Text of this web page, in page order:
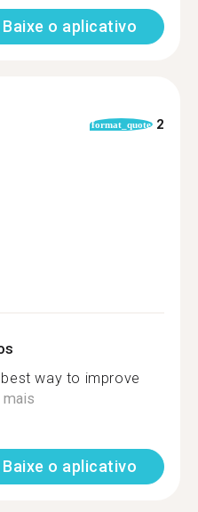
Baixe o aplicativo
format_quote 2
way to improve
mais
Baixe o aplicativo